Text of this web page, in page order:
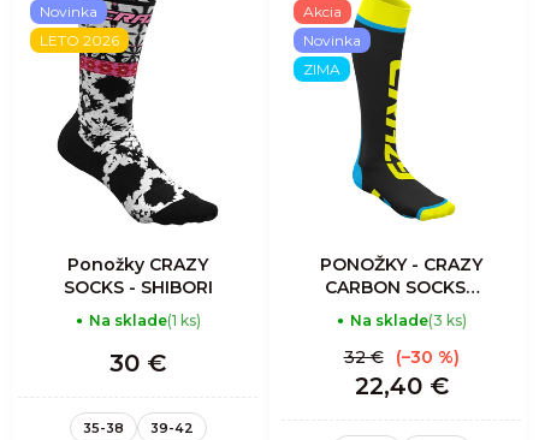
Novinka
LETO 2026
Ponožky CRAZY
SOCKS - SHIBORI
Na sklade(1 ks)
30 €
35-38
39-42
Akcia
Novinka
ZIMA
PONOŽKY - CRAZY
CARBON SOCKS -
ENERGY
Na sklade(3 ks)
22,40 €
32 € (–30 %)